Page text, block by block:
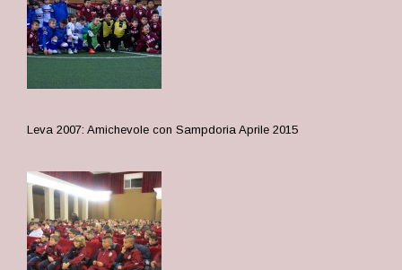
Leva 2007: Amichevole con Sampdoria Aprile 2015